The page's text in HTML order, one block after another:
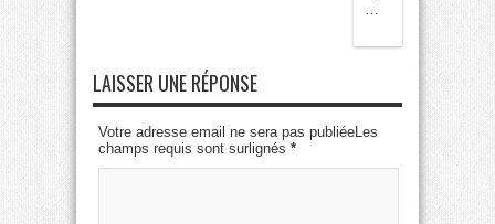
LAISSER UNE RÉPONSE
Votre adresse email ne sera pas publiéeLes
champs requis sont surlignés *